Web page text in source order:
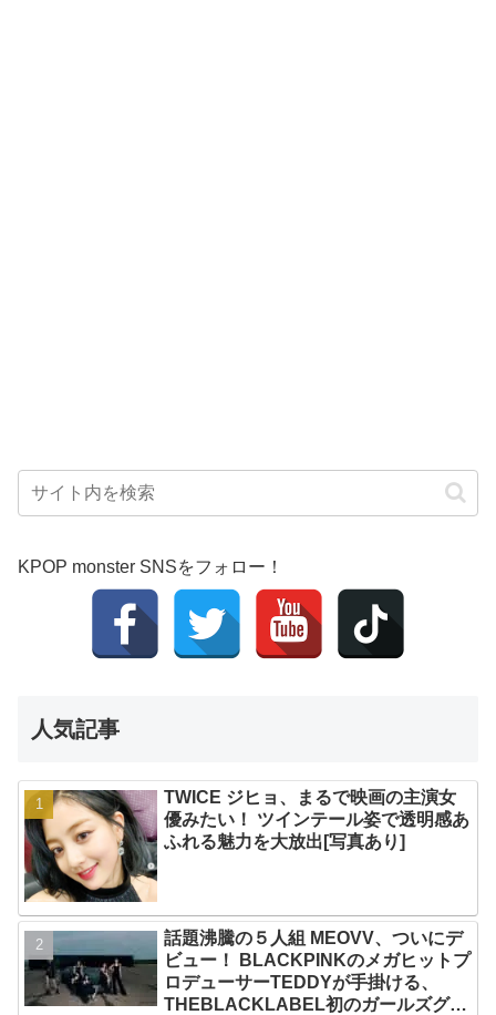
KPOP monster SNSをフォロー！
人気記事
TWICE ジヒョ、まるで映画の主演女
優みたい！ ツインテール姿で透明感あ
ふれる魅力を大放出[写真あり]
話題沸騰の５人組 MEOVV、ついにデ
ビュー！ BLACKPINKのメガヒットプ
ロデューサーTEDDYが手掛ける、
THEBLACKLABEL初のガールズグル